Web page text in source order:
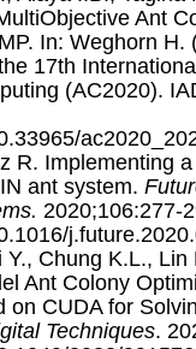
Ant
In: Weghorn H.
17th
(AC2020).
R. Implementing
ant system.
2020;106:277-
Chung K.L., Lin
Ant Colony
on CUDA for
Techniques.